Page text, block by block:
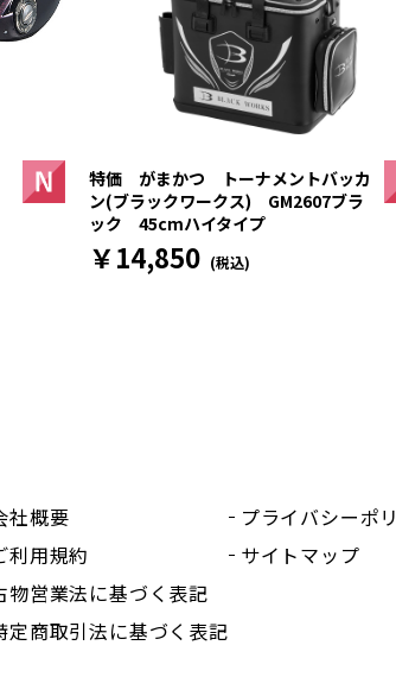
特価 がまかつ トーナメントバッカ
ン(ブラックワークス) GM2607ブラ
ック 45cmハイタイプ
￥14,850 (税込)
社概要
利用規約
物営業法に基づく表記
定商取引法に基づく表記
プライバシーポ
サイトマップ